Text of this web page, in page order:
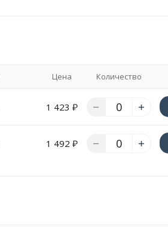
Цена Количество
1 423 ₽
1 492 ₽